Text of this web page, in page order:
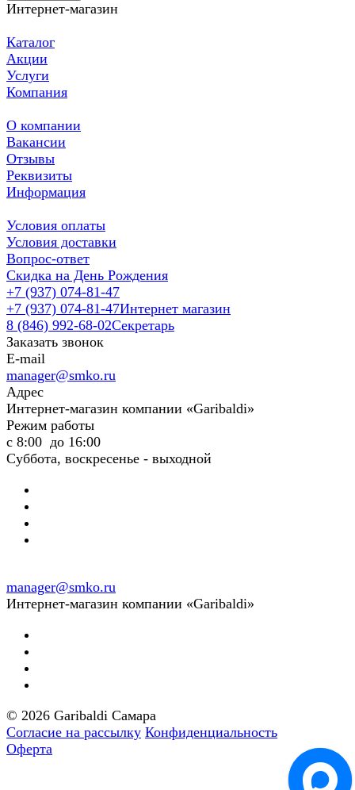
Интернет-магазин
Каталог
Акции
Услуги
Компания
О компании
Вакансии
Отзывы
Реквизиты
Информация
Условия оплаты
Условия доставки
Вопрос-ответ
Скидка на День Рождения
+7 (937) 074-81-47
+7 (937) 074-81-47Интернет магазин
8 (846) 992-68-02Секретарь
Заказать звонок
E-mail
manager@smko.ru
Адрес
Интернет-магазин компании «Garibaldi»
Режим работы
с 8:00 до 16:00
Суббота, воскресенье - выходной
manager@smko.ru
Интернет-магазин компании «Garibaldi»
© 2026 Garibaldi Самара
Согласие на рассылку Конфиденциальность
Оферта